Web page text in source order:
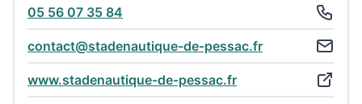
05 56 07 35 84
contact@stadenautique-de-pessac.fr
www.stadenautique-de-pessac.fr